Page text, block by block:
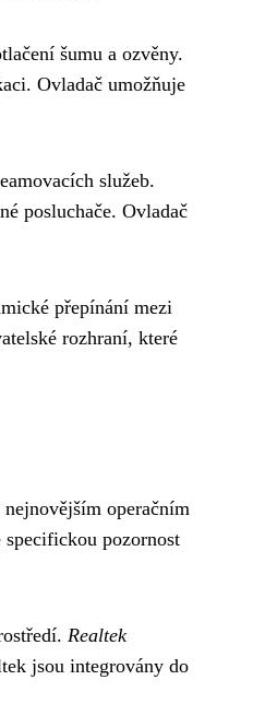
šumu a ozvěny.
Ovladač umožňuje
služeb.
posluchače. Ovladač
přepínání mezi
rozhraní, které
operačním
pozornost
Realtek
jsou integrovány do